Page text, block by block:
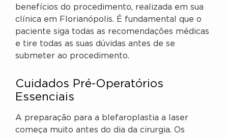
benefícios do procedimento, realizada em sua
clínica em Florianópolis. É fundamental que o
paciente siga todas as recomendações médicas
e tire todas as suas dúvidas antes de se
submeter ao procedimento.
Cuidados Pré-Operatórios
Essenciais
A preparação para a blefaroplastia a laser
começa muito antes do dia da cirurgia. Os